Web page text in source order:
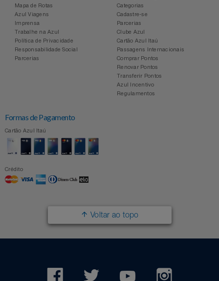
Mapa de Rotas
Azul Viagens
Imprensa
Trabalhe na Azul
Política de Privacidade
Responsabilidade Social
Parcerias
Categorias
Cadastre-se
Parcerias
Clube Azul
Cartão Azul Itaú
Passagens Internacionais
Comprar Pontos
Renovar Pontos
Transferir Pontos
Azul Incentivo
Regulamentos
Formas de Pagamento
Cartão Azul Itaú
Crédito
Voltar ao topo